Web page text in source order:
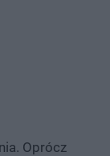
Oprócz